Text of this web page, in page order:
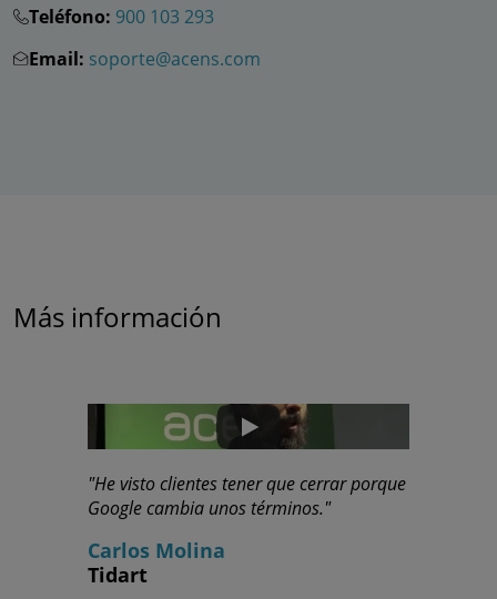
Teléfono: 900 103 293
Email: soporte@acens.com
Más información
"He visto clientes tener que cerrar porque
Google cambia unos términos."
Carlos Molina
Tidart